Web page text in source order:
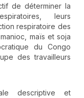
de déterminer la
leurs
respiratoire des
maïs et soja
du Congo
des travailleurs
descriptive et